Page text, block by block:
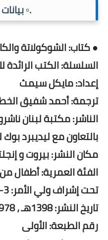
.▫️
● كتاب: الشوكولاتة
السلسلة: الكتب الرائدة
إعداد: مايكل سيمث
ترجمة: أحمد شفيق
الناشر: مكتبة لبنان
بالتعاون مع ليديبرد بوك
مكان النشر: بيروت و
الفئة العمرية: أطفال من سن
تحت إشراف ولي الأمر: 3-6 سنوات
تاريخ النشر: 1398هـ ، 1978م
رقم الطبعة: الأولى